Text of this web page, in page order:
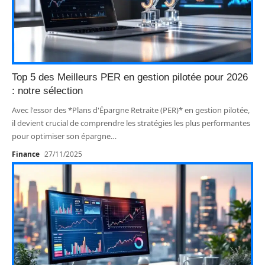
Top 5 des Meilleurs PER en gestion pilotée pour 2026
: notre sélection
Avec l'essor des *Plans d'Épargne Retraite (PER)* en gestion pilotée,
il devient crucial de comprendre les stratégies les plus performantes
pour optimiser son épargne…
Finance 27/11/2025